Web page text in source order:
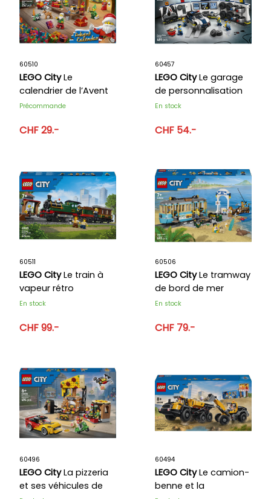
A PROPOS
ANNIVERSAIRE
BONS CADEAUX
CONTACT
60510
LEGO CityLe
calendrier de l’Avent
2026 LEGO City
Précommande
CHF 29.-
60457
LEGO CityLe garage
de personnalisation
des voitures de police
En stock
CHF 54.-
60511
LEGO CityLe train à
vapeur rétro
En stock
CHF 99.-
60506
LEGO CityLe tramway
de bord de mer
En stock
CHF 79.-
60496
LEGO CityLa pizzeria
et ses véhicules de
60494
LEGO CityLe camion-
benne et la